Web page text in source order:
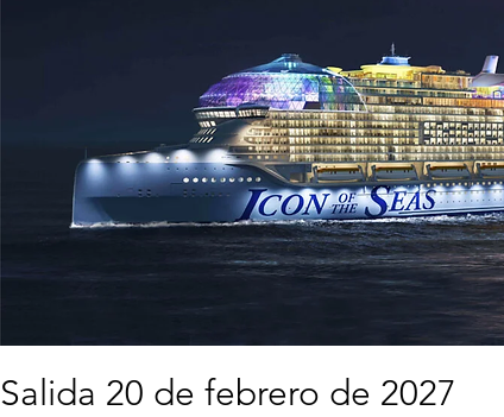
Salida 20 de febrero de 2027